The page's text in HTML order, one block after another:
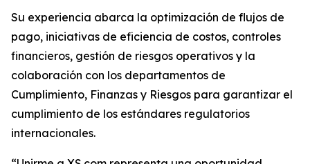
Su experiencia abarca la optimización de flujos de
pago, iniciativas de eficiencia de costos, controles
financieros, gestión de riesgos operativos y la
colaboración con los departamentos de
Cumplimiento, Finanzas y Riesgos para garantizar el
cumplimiento de los estándares regulatorios
internacionales.